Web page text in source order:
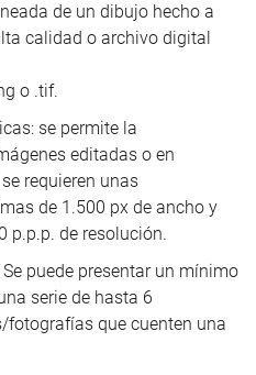
de un dibujo hecho a
calidad o archivo digital
o .tif.
se permite la
editadas o en
requieren unas
de 1.500 px de ancho y
p.p.p. de resolución.
puede presentar un mínimo
serie de hasta 6
que cuenten una